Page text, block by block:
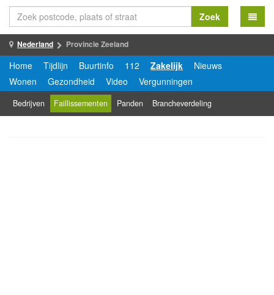
Zoek
Nederland Provincie Zeeland
Home Tijdlijn Buurtinfo 112 Zakelijk
Nieuws
Wonen
Gezondheid Video Vergunningen
Bedrijven Faillissementen Panden Brancheverdeling